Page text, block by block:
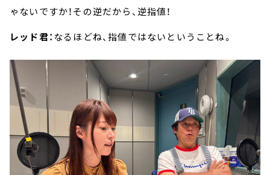
ゃないですか！その逆だから、逆指値！
レッド君： なるほどね、指値ではないということね。